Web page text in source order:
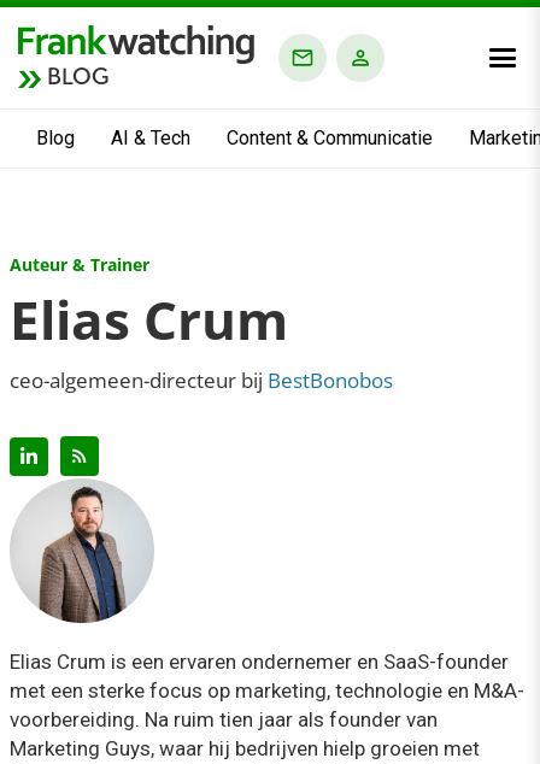
BLOG
Blog AI & Tech Content & Communicatie
Auteur & Trainer
Elias Crum
ceo-algemeen-directeur bij BestBonobos
Elias Crum is een ervaren ondernemer en SaaS-founder
met een sterke focus op marketing, technologie en M&A-
voorbereiding. Na ruim tien jaar als founder van
Marketing Guys, waar hij bedrijven hielp groeien met